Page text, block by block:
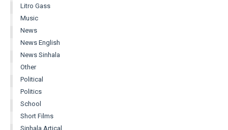
Litro Gass
Music
News
News English
News Sinhala
Other
Political
Politics
School
Short Films
Sinhala Artical